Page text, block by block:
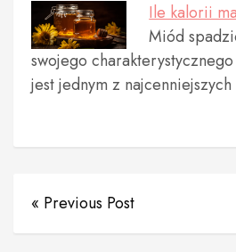
Ile kalorii
Miód
swojego
jest jednym z
« Previous Post